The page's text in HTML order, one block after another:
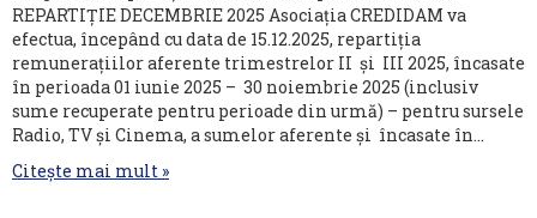
REPARTIȚIE DECEMBRIE 2025 Asociația CREDIDAM va
efectua, începând cu data de 15.12.2025, repartiția
remunerațiilor aferente trimestrelor II și III 2025, încasate
în perioada 01 iunie 2025 – 30 noiembrie 2025 (inclusiv
sume recuperate pentru perioade din urmă) – pentru sursele
Radio, TV și Cinema, a sumelor aferente și încasate în…
Citește mai mult »